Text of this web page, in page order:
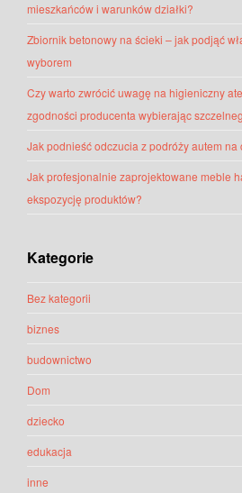
mieszkańców i warunków działki?
Zbiornik betonowy na ścieki – jak podjąć
wyborem
Czy warto zwrócić uwagę na higieniczny
zgodności producenta wybierając
Jak podnieść odczucia z podróży autem na
Jak profesjonalnie zaprojektowane meble
ekspozycję produktów?
Kategorie
Bez kategorii
biznes
budownictwo
Dom
dziecko
edukacja
inne